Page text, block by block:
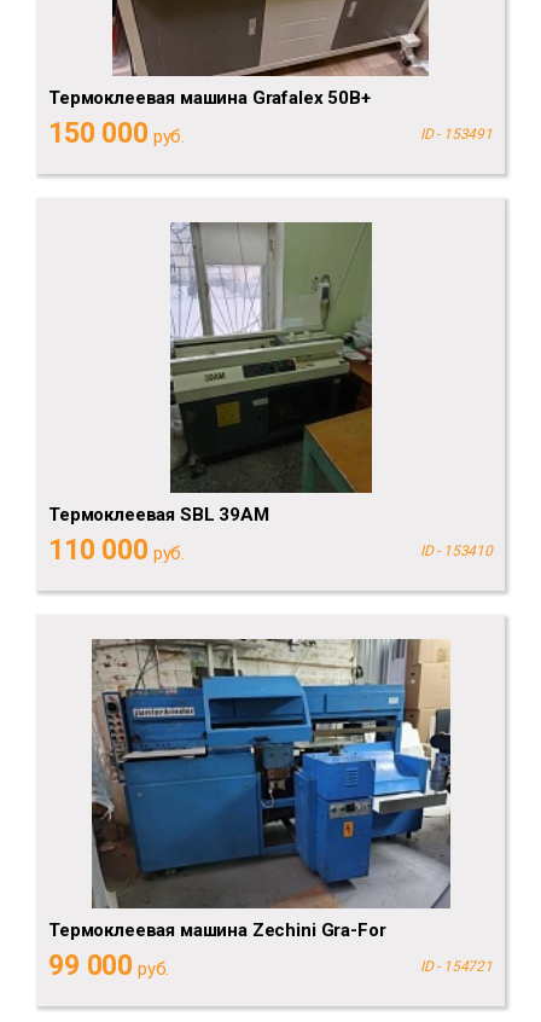
Термоклеевая машина Grafalex 50B+
150 000 руб. ID - 153491
Термоклеевая SBL 39AM
110 000 руб. ID - 153410
Термоклеевая машина Zechini Gra-For
99 000 руб. ID - 154721